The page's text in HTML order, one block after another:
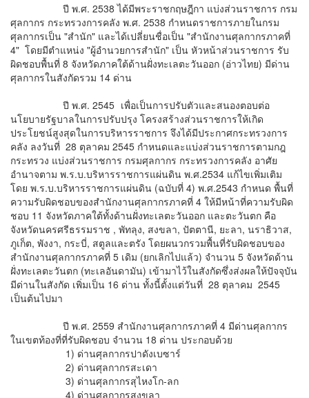
ปี พ.ศ. 2538 ได้มีพระราชกฤษฎีกา แบ่งส่วนราชการ กรม
ศุลกากร กระทรวงการคลัง พ.ศ. 2538 กำหนดราชการภายในกรม
ศุลกากรเป็น "สำนัก" และได้เปลี่ยนชื่อเป็น "สำนักงานศุลกากรภาคที่
4" โดยมีตำแหน่ง "ผู้อำนวยการสำนัก" เป็น หัวหน้าส่วนราชการ รับ
ผิดชอบพื้นที่ 8 จังหวัดภาคใต้ด้านฝั่งทะเลตะวันออก (อ่าวไทย) มีด่าน
ศุลกากรในสังกัดรวม 14 ด่าน
ปี พ.ศ. 2545 เพื่อเป็นการปรับตัวและสนองตอบต่อ
นโยบายรัฐบาลในการปรับปรุง โครงสร้างส่วนราชการให้เกิด
ประโยชน์สูงสุดในการบริหารราชการ จึงได้มีประกาศกระทรวงการ
คลัง ลงวันที่ 28 ตุลาคม 2545 กำหนดและแบ่งส่วนราชการตามกฎ
กระทรวง แบ่งส่วนราชการ กรมศุลกากร กระทรวงการคลัง อาศัย
อำนาจตาม พ.ร.บ.บริหารราชการแผ่นดิน พ.ศ.2534 แก้ไขเพิ่มเติม
โดย พ.ร.บ.บริหารราชการแผ่นดิน (ฉบับที่ 4) พ.ศ.2543 กำหนด พื้นที่
ความรับผิดชอบของสำนักงานศุลกากรภาคที่ 4 ให้มีหน้าที่ความรับผิด
ชอบ 11 จังหวัดภาคใต้ทั้งด้านฝั่งทะเลตะวันออก และตะวันตก คือ
จังหวัดนครศรีธรรมราช , พัทลุง, สงขลา, ปัตตานี, ยะลา, นราธิวาส,
ภูเก็ต, พังงา, กระบี่, สตูลและตรัง โดยผนวกรวมพื้นที่รับผิดชอบของ
สำนักงานศุลกากรภาคที่ 5 เดิม (ยกเลิกไปแล้ว) จำนวน 5 จังหวัดด้าน
ฝั่งทะเลตะวันตก (ทะเลอันดามัน) เข้ามาไว้ในสังกัดซึ่งส่งผลให้ปัจจุบัน
มีด่านในสังกัด เพิ่มเป็น 16 ด่าน ทั้งนี้ตั้งแต่วันที่ 28 ตุลาคม 2545
เป็นต้นไปมา
ปี พ.ศ. 2559 สำนักงานศุลกากรภาคที่ 4 มีด่านศุลกากร
ในเขตท้องที่ที่รับผิดชอบ จำนวน 18 ด่าน ประกอบด้วย
1) ด่านศุลกากรปาดังเบซาร์
2) ด่านศุลกากรสะเดา
3) ด่านศุลกากรสุไหงโก-ลก
4) ด่านศุลกากรสงขลา